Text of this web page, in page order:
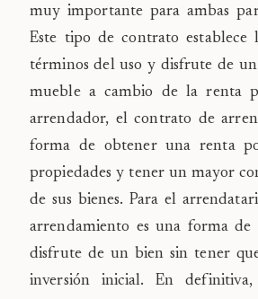
muy importante para ambas
Este tipo de contrato establece
términos del uso y disfrute de
mueble a cambio de la renta
arrendador, el contrato de
forma de obtener una renta
propiedades y tener un mayor
de sus bienes. Para el
arrendamiento es una forma
disfrute de un bien sin tener
inversión inicial. En